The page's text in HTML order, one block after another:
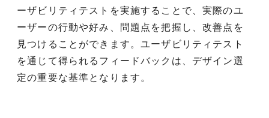
ーザビリティテストを実施することで、実際のユ
ーザーの行動や好み、問題点を把握し、改善点を
見つけることができます。ユーザビリティテスト
を通じて得られるフィードバックは、デザイン選
定の重要な基準となります。